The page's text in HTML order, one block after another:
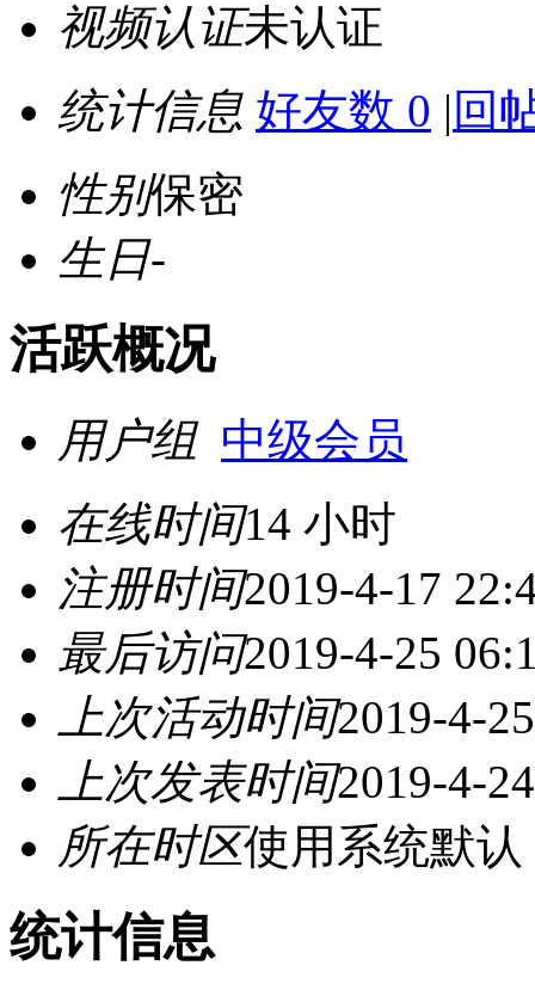
视频认证未认证
统计信息 好友数 0 | 回
性别保密
生日-
活跃概况
用户组 中级会员
在线时间14 小时
注册时间2019-4-17
最后访问2019-4-25
上次活动时间2019-4-
上次发表时间2019-4-
所在时区使用系统默认
统计信息